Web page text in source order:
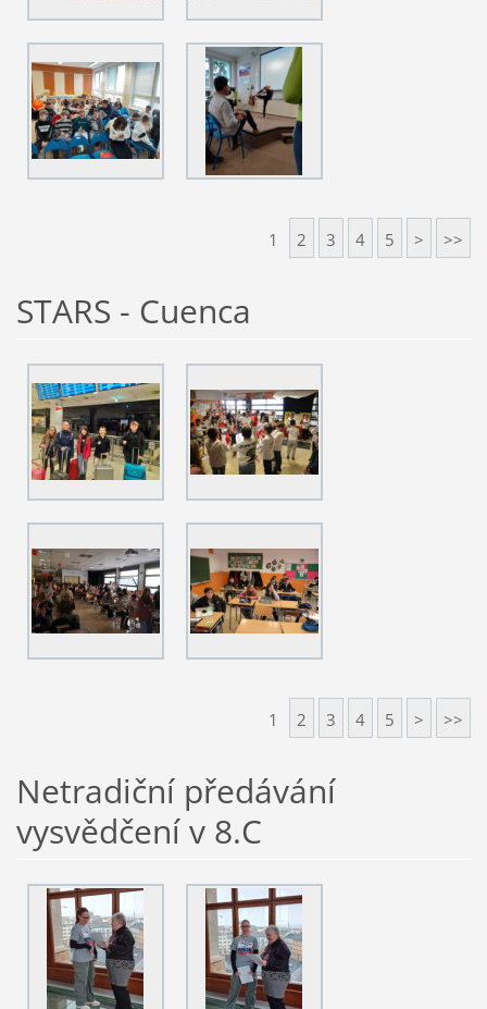
1 2 3 4 5 > >>
STARS - Cuenca
1 2 3 4 5 > >>
Netradiční předávání
vysvědčení v 8.C